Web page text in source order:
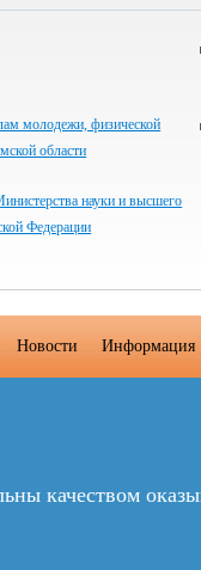
молодежи, физической
области
науки и высшего
Федерации
Новости Информация
качеством